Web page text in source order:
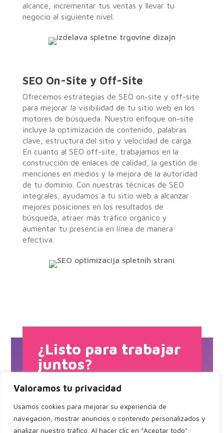
Valoramos tu privacidad
Usamos cookies para mejorar su experiencia de
navegación, mostrar anuncios o contenido personalizados y
analizar nuestro tráfico. Al hacer clic en "Aceptar todo",
alcance, incrementar tus ventas y llevar tu
negocio al siguiente nivel.
SEO On-Site y Off-Site
Ofrecemos estrategias de SEO on-site y off-site
para mejorar la visibilidad de tu sitio web en los
motores de búsqueda. Nuestro enfoque on-site
incluye la optimización de contenido, palabras
clave, estructura del sitio y velocidad de carga.
En cuanto al SEO off-site, trabajamos en la
construcción de enlaces de calidad, la gestión de
menciones en medios y la mejora de la autoridad
de tu dominio. Con nuestras técnicas de SEO
integrales, ayudamos a tu sitio web a alcanzar
mejores posiciones en los resultados de
búsqueda, atraer más tráfico orgánico y
aumentar tu presencia en línea de manera
efectiva.
¿Listo para trabajar
juntos?
Contáctenos